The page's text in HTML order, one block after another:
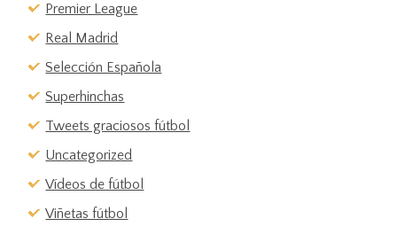
Premier League
Real Madrid
Selección Española
Superhinchas
Tweets graciosos fútbol
Uncategorized
Vídeos de fútbol
Viñetas fútbol